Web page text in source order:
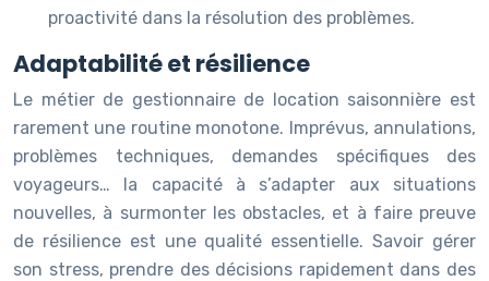
proactivité dans la résolution des problèmes.
Adaptabilité et résilience
Le métier de gestionnaire de location saisonnière est
rarement une routine monotone. Imprévus, annulations,
problèmes techniques, demandes spécifiques des
voyageurs… la capacité à s’adapter aux situations
nouvelles, à surmonter les obstacles, et à faire preuve
de résilience est une qualité essentielle. Savoir gérer
son stress, prendre des décisions rapidement dans des